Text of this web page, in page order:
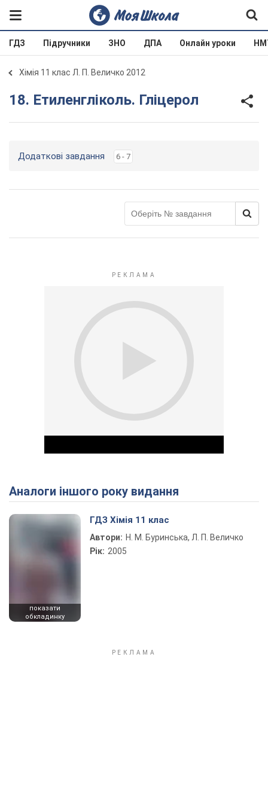
ГДЗ Підручники ЗНО ДПА Онлайн уроки
Хімія 11 клас Л. П. Величко 2012
18. Етиленгліколь. Гліцерол
Додаткові завдання 6 - 7
Play Video
Аналоги іншого року видання
показати
обкладинку
ГДЗ Хімія 11 клас
Автори: Н. М. Буринська, Л. П. Величко
Рік: 2005